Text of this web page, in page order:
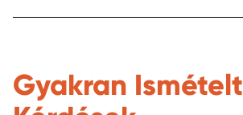
Gyakran Ismételt